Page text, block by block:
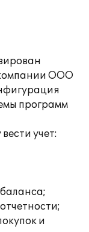
компании ООО
программ
учет:
и